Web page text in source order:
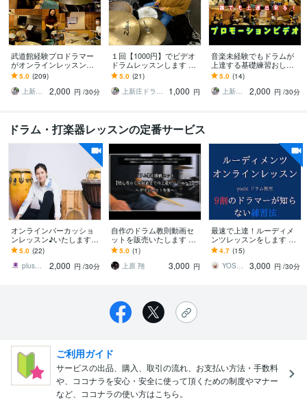
武道館経験プロドラマー
がオンラインレッスンし
ます 初心者・未経験大歓
迎！2000円でプロが教え
るドラム上達方法
5.0 (209)
上新庄ドラム教室
2,000 円 /30分
１回【1000円】でビデオ
ドラムレッスンします 破
格の1000円でプロドラマ
ーが丁寧にレッスンしま
す
5.0 (21)
上新庄ドラム教室
1,000 円
音楽未経験でもドラムが
上達する基礎練習おしえ
ます アドリブ／基礎練習
／かっこいいフィルで確
実レベルアップ
5.0 (14)
上新庄ドラム教室
2,000 円 /30分
ドラム・打楽器レッスンの定番サービス
オンラインパーカッショ
ンレッスン♪いたします
完全オーダーメイドレッ
スン「あなただけの音楽
を」
5.0 (22)
plusmusic online
2,000 円 /30分
自作のドラム教則動画セ
ットを販売いたします 初
心者〜中級者までのロー
ドマップ！期間内は質問
し放題です◎
5.0 (1)
上原 翔
3,000 円
最速で上達！ルーディメ
ンツレッスンをします 内
容を必ず読んでから購入
してください。9割の方が
知らない方法
4.7 (15)
YOSHI DRUMS
3,000 円 /30分
ご利用ガイド
サービスの出品、購入、取引の流れ、お支払い方法・手数料
や、ココナラを安心・安全に使って頂くための制度やマナー
など、ココナラの使い方はこちら。